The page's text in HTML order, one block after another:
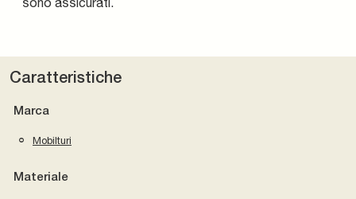
Caratteristiche
Marca
Mobilturi
Materiale